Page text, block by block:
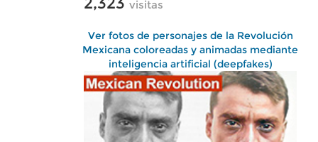
visitas
Ver fotos de personajes de la Revolución
Mexicana coloreadas y animadas mediante
inteligencia artificial (deepfakes)